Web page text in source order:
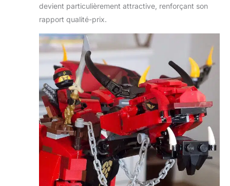
devient particulièrement attractive, renforçant son
rapport qualité-prix.